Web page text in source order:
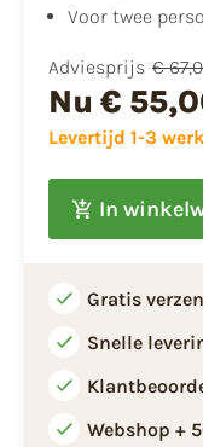
Voor twee
Adviesprijs €
Nu €
Levertijd 1-3
In
Gratis
Snelle
Webshop +